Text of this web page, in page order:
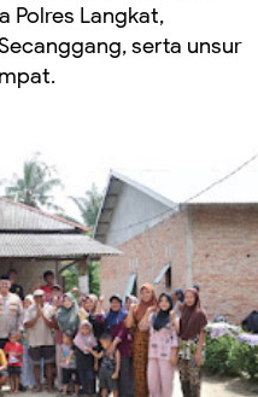
Polres Langkat,
serta unsur